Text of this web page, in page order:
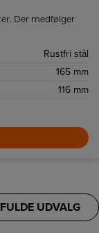
Der medfølger
Rustfri stål
165 mm
116 mm
UDVALG